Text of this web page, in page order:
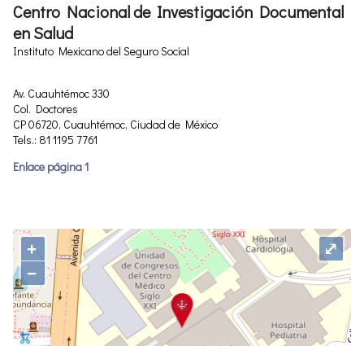
Centro Nacional de Investigación Documental
en Salud
Instituto Mexicano del Seguro Social
Av. Cuauhtémoc 330
Col. Doctores
CP 06720, Cuauhtémoc, Ciudad de México
Tels.: 81 1195 7761
Enlace página 1
+
−
⤢